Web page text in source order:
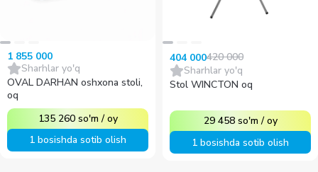
1 855 000
Sharhlar yo'q
OVAL DARHAN oshxona stoli,
oq
135 260 so'm /oy
1 bosishda sotib olish
404 000420 000
Sharhlar yo'q
Stol WINCTON oq
29 458 so'm /oy
1 bosishda sotib olish